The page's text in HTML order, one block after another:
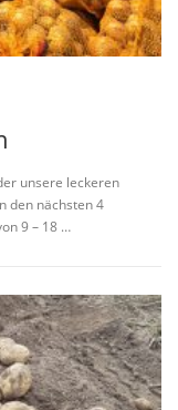
unsere leckeren
den nächsten 4
9 – 18 …